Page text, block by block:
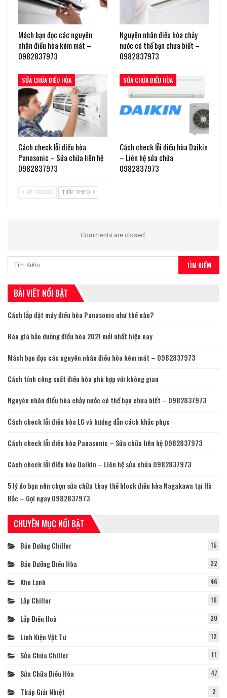
Mách bạn đọc các nguyên
nhân điều hòa kém mát –
0982837973
Nguyên nhân điều hòa chảy
nước có thể bạn chưa biết –
0982837973
SỬA CHỮA ĐIỀU HÒA
Cách check lỗi điều hòa
Panasonic – Sửa chữa liên hệ
0982837973
SỬA CHỮA ĐIỀU HÒA
Cách check lỗi điều hòa Daikin
– Liên hệ sửa chữa
0982837973
VỀ TRƯỚC TIẾP THEO
Comments are closed.
BÀI VIẾT NỔI BẬT
Cách lắp đặt máy điều hòa Panasonic như thế nào?
Báo giá bảo dưỡng điều hòa 2021 mới nhất hiện nay
Mách bạn đọc các nguyên nhân điều hòa kém mát – 0982837973
Cách tính công suất điều hòa phù hợp với không gian
Nguyên nhân điều hòa chảy nước có thể bạn chưa biết – 0982837973
Cách check lỗi điều hòa LG và hướng dẫn cách khắc phục
Cách check lỗi điều hòa Panasonic – Sửa chữa liên hệ 0982837973
Cách check lỗi điều hòa Daikin – Liên hệ sửa chữa 0982837973
5 lý do bạn nên chọn sửa chữa thay thế block điều hòa Nagakawa tại Hà
Bắc – Gọi ngay 0982837973
CHUYÊN MỤC NỔI BẬT
Bảo Dưỡng Chiller 15
Bảo Dưỡng Điều Hòa 22
Kho Lạnh 46
Lắp Chiller 16
Lắp Điều Hoà 20
Linh Kiện Vật Tư 12
Sửa Chữa Chiller 11
Sửa Chữa Điều Hòa 47
Tháp Giải Nhiệt 2